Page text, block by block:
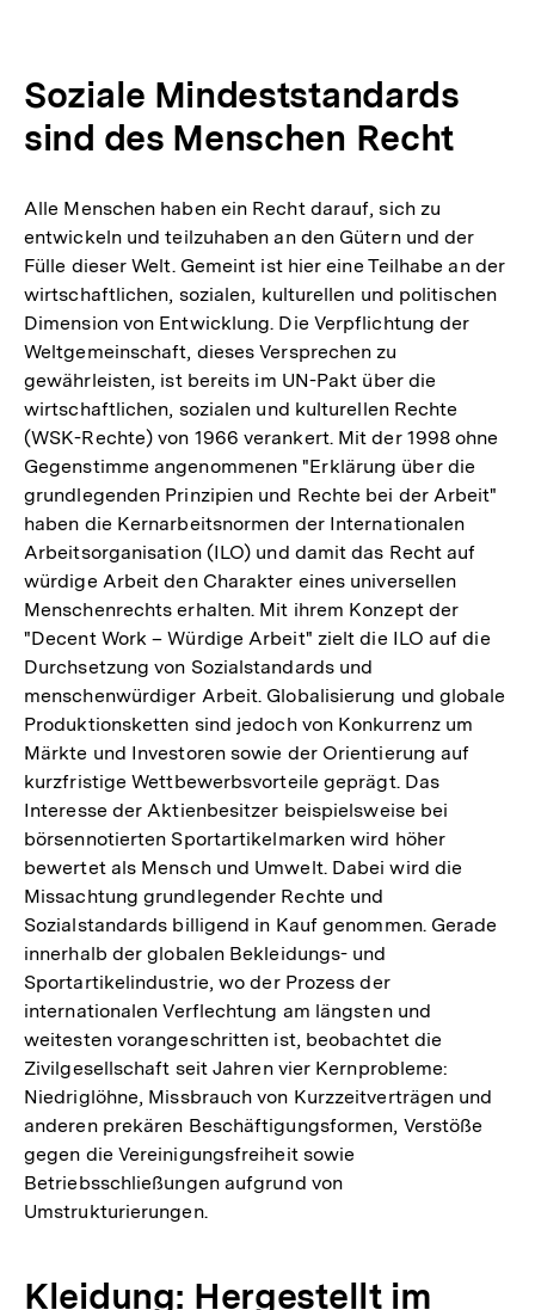
Soziale Mindeststandards
sind des Menschen Recht
Alle Menschen haben ein Recht darauf, sich zu
entwickeln und teilzuhaben an den Gütern und der
Fülle dieser Welt. Gemeint ist hier eine Teilhabe an der
wirtschaftlichen, sozialen, kulturellen und politischen
Dimension von Entwicklung. Die Verpflichtung der
Weltgemeinschaft, dieses Versprechen zu
gewährleisten, ist bereits im UN-Pakt über die
wirtschaftlichen, sozialen und kulturellen Rechte
(WSK-Rechte) von 1966 verankert. Mit der 1998 ohne
Gegenstimme angenommenen "Erklärung über die
grundlegenden Prinzipien und Rechte bei der Arbeit"
haben die Kernarbeitsnormen der Internationalen
Arbeitsorganisation (ILO) und damit das Recht auf
würdige Arbeit den Charakter eines universellen
Menschenrechts erhalten. Mit ihrem Konzept der
"Decent Work – Würdige Arbeit" zielt die ILO auf die
Durchsetzung von Sozialstandards und
menschenwürdiger Arbeit. Globalisierung und globale
Produktionsketten sind jedoch von Konkurrenz um
Märkte und Investoren sowie der Orientierung auf
kurzfristige Wettbewerbsvorteile geprägt. Das
Interesse der Aktienbesitzer beispielsweise bei
börsennotierten Sportartikelmarken wird höher
bewertet als Mensch und Umwelt. Dabei wird die
Missachtung grundlegender Rechte und
Sozialstandards billigend in Kauf genommen. Gerade
innerhalb der globalen Bekleidungs- und
Sportartikelindustrie, wo der Prozess der
internationalen Verflechtung am längsten und
weitesten vorangeschritten ist, beobachtet die
Zivilgesellschaft seit Jahren vier Kernprobleme:
Niedriglöhne, Missbrauch von Kurzzeitverträgen und
anderen prekären Beschäftigungsformen, Verstöße
gegen die Vereinigungsfreiheit sowie
Betriebsschließungen aufgrund von
Umstrukturierungen.
Kleidung: Hergestellt im